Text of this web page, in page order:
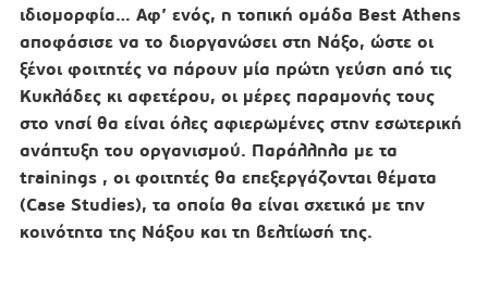
ιδιομορφία… Αφ’ ενός, η τοπική ομάδα Best Athens
αποφάσισε να το διοργανώσει στη Νάξο, ώστε οι
ξένοι φοιτητές να πάρουν μία πρώτη γεύση από τις
Κυκλάδες κι αφετέρου, οι μέρες παραμονής τους
στο νησί θα είναι όλες αφιερωμένες στην εσωτερική
ανάπτυξη του οργανισμού. Παράλληλα με τα
trainings , οι φοιτητές θα επεξεργάζονται θέματα
(Case Studies), τα οποία θα είναι σχετικά με την
κοινότητα της Νάξου και τη βελτίωσή της.